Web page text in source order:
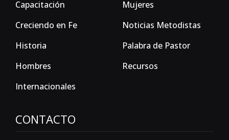
Capacitación
Creciendo en Fe
Historia
Hombres
Internacionales
Mujeres
Noticias Metodistas
Palabra de Pastor
Recursos
CONTACTO